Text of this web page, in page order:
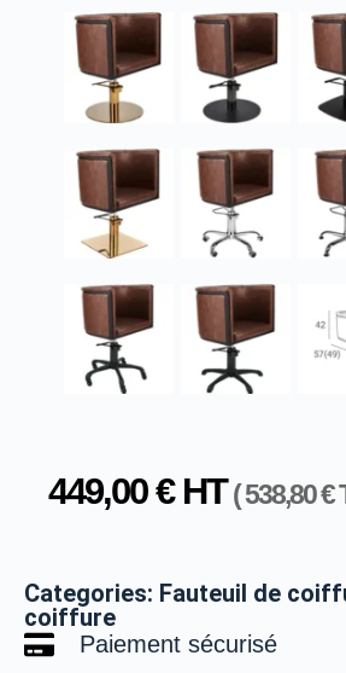
449,00€HT (538,80€
Categories: Fauteuil de
coiffure
Paiement sécurisé